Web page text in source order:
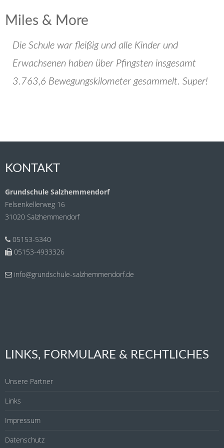
Miles & More
Die Schule war fleißig und alle Kinder und
Erwachsenen haben über Pfingsten insgesamt
3.763,6 Bewegungskilometer gesammelt. Super!
KONTAKT
Grundschule Salzhemmendorf
Felsenkellerweg 16
31020 Salzhemmendorf
05153-5340
05153-4933326
info@grundschule-salzhemmendorf.de
LINKS, FORMULARE & RECHTLICHES
Unsere Partner
Links
Impressum
Datenschutz